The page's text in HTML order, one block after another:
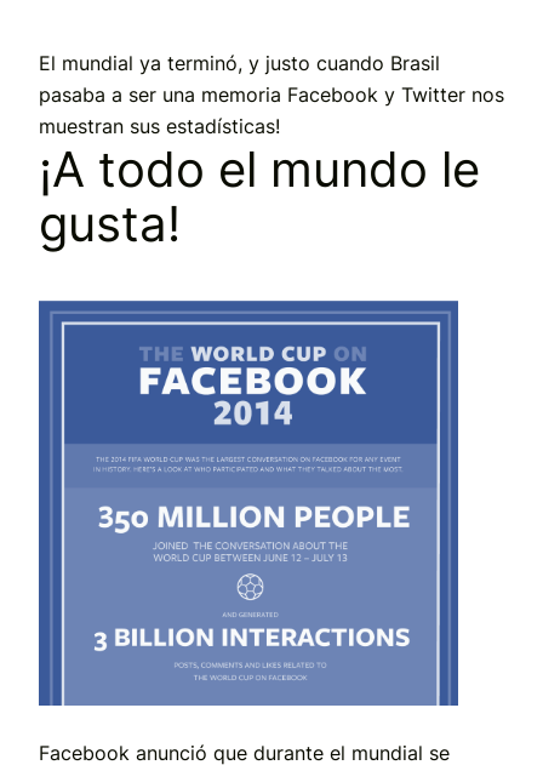
El mundial ya terminó, y justo cuando Brasil
pasaba a ser una memoria Facebook y Twitter nos
muestran sus estadísticas!
¡A todo el mundo le
gusta!
Facebook anunció que durante el mundial se